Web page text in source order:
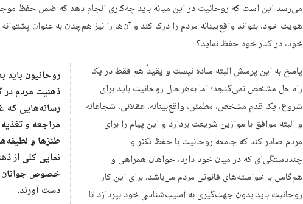
می‌رسد این است که روحانیت در این میانه باید چه‌کاری انجام دهد که ضمن حفظ
هویت خود، بتواند واقع‌بینانه مردم را درک کند و آن‌ها را نیز هم‌چنان به عنوان
خود، در کنار خود حفظ نماید؟
روحانیون باید
ذهنیت مردم در
رسانه‌هایی که
مراجعه و
طنزها و
نمایی کلی از
خصوص جوانان
دست آورند.
پاسخ به این پرسش البته ساده نیست و یقیناً هم فقط در یک
راه حل مشخص نمی‌گنجد؛ اما به‌هرحال روحانیت باید برای
شروع، یک قدم مشخص، مطمئن، واقع‌بینانه، عقلانی، شجاعانه
و البته موافق با موازین شریعت بردارد و این پیام را برای
مردم صادر کند که جامعه روحانیت با حفظ تکثر و
چند‌‌دستگی‌ای که در میان خود دارد، خواهان همراهی و
هم‌گامی با خواسته‌های قانونی مردم می‌باشد. برای این کار
روحانیت باید بدون جهت‌گیری به آسیب‌شناسی خود بپردازد تا